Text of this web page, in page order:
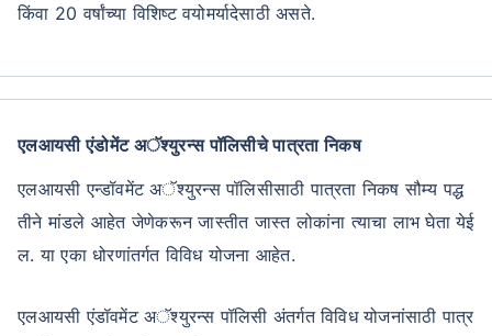
किंवा 20 वर्षांच्या विशिष्ट वयोमर्यादेसाठी असते.
एलआयसी एंडोमेंट अॅश्युरन्स पॉलिसीचे पात्रता निकष
एलआयसी एन्डॉवमेंट अॅश्युरन्स पॉलिसीसाठी पात्रता निकष सौम्य पद्ध
तीने मांडले आहेत जेणेकरून जास्तीत जास्त लोकांना त्याचा लाभ घेता येई
ल. या एका धोरणांतर्गत विविध योजना आहेत.
एलआयसी एंडॉवमेंट अॅश्युरन्स पॉलिसी अंतर्गत विविध योजनांसाठी पात्र